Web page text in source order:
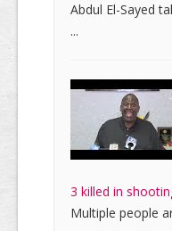
Abdul El-Sayed
...
3 killed in
Multiple people